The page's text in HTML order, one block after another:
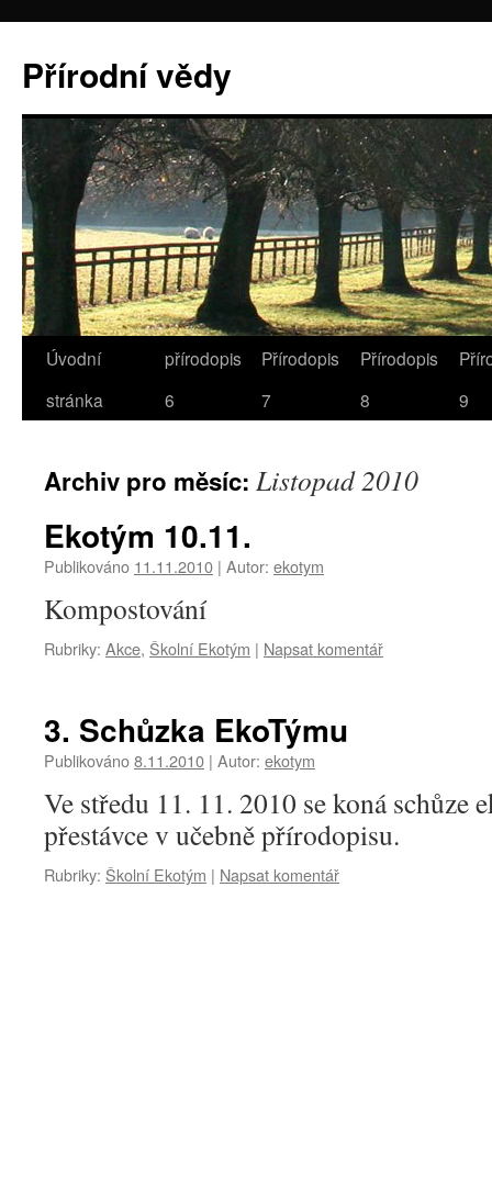
Přírodní vědy
Úvodní
stránka
přírodopis
6
Přírodopis
7
Přírodopis
8
9
Archiv pro měsíc: Listopad 2010
Ekotým 10.11.
Publikováno 11.11.2010 | Autor: ekotym
Kompostování
Rubriky: Akce, Školní Ekotým | Napsat komentář
3. Schůzka EkoTýmu
Publikováno8.11.2010 | Autor: ekotym
Ve středu 11. 11. 2010 se koná schůze
přestávce v učebně přírodopisu.
Rubriky: Školní Ekotým | Napsat komentář